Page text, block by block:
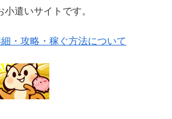
遣いサイトです。
・攻略・稼ぐ方法について